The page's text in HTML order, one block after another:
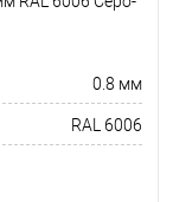
0.8 мм
RAL 6006